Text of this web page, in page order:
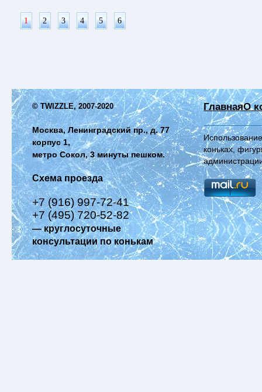
1 2 3 4 5 6
© TWIZZLE, 2007-2020
Москва, Ленинградский пр., д. 77
корпус 1,
метро Сокол, 3 минуты пешком.
Схема проезда
+7 (916) 997-72-41
+7 (495) 720-52-82
— круглосуточные
консультации по конькам
ГлавнаяО
коньках,